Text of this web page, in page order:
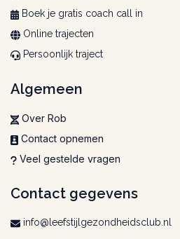
Boek je gratis coach call in
Online trajecten
Persoonlijk traject
Algemeen
Over Rob
Contact opnemen
Veel gestelde vragen
Contact gegevens
info@leefstijlgezondheidsclub.nl